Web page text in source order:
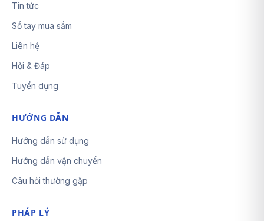
Tin tức
Sổ tay mua sắm
Liên hệ
Hỏi & Đáp
Tuyển dụng
HƯỚNG DẪN
Hướng dẫn sử dụng
Hướng dẫn vận chuyển
Câu hỏi thường gặp
PHÁP LÝ